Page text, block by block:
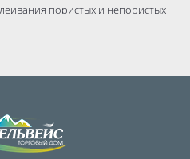
пористых и непористых
кирпич, керамика, дерево,